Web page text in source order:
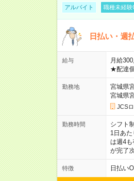
アルバイト 職種未経験
日払い・週
給与
月給
★配達
勤務地
宮城県
宮城県
JCS
勤務時間
シフト
1日あ
は週4
が完了
特徴 日払い